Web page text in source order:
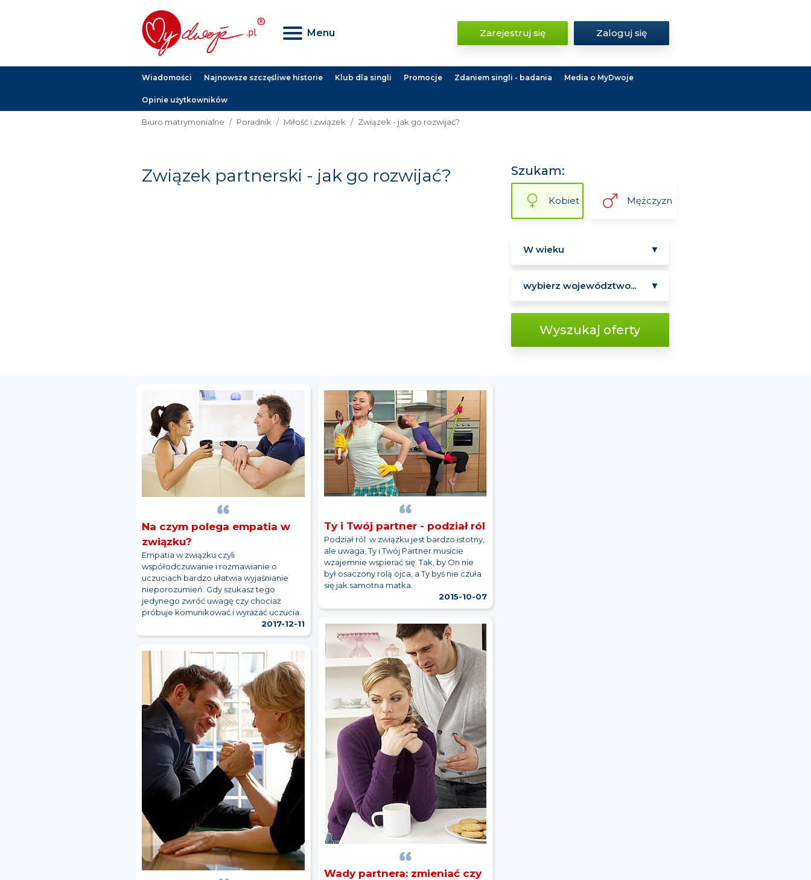
Menu Zarejestruj się Zaloguj się
Wiadomości Najnowsze szczęśliwe historie Klub dla singli Promocje Zdaniem singli - badania Media o MyDwoje
Opinie użytkowników
Biuro matrymonialne Poradnik Miłość i związek Związek - jak go rozwijać?
Szukam:
Kobiet Mężczyzn
Wyszukaj oferty
Związek partnerski - jak go rozwijać?
Na czym polega empatia w
związku?
Empatia w związku czyli
współodczuwanie i rozmawianie o
uczuciach bardzo ułatwia wyjaśnianie
nieporozumień. Gdy szukasz tego
jedynego zwróć uwagę czy chociaż
próbuje komunikować i wyrażać uczucia.
2017-12-11
Ty i Twój partner - podział ról
Podział ról w związku jest bardzo istotny,
ale uwaga, Ty i Twój Partner musicie
wzajemnie wspierać się. Tak, by On nie
był osaczony rolą ojca, a Ty byś nie czuła
się jak samotna matka.
2015-10-07
Wady partnera: zmieniać czy